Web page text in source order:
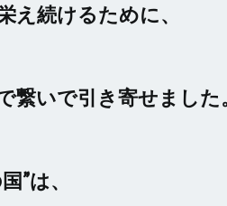
え続けるために、
繋いで引き寄せました
”は、